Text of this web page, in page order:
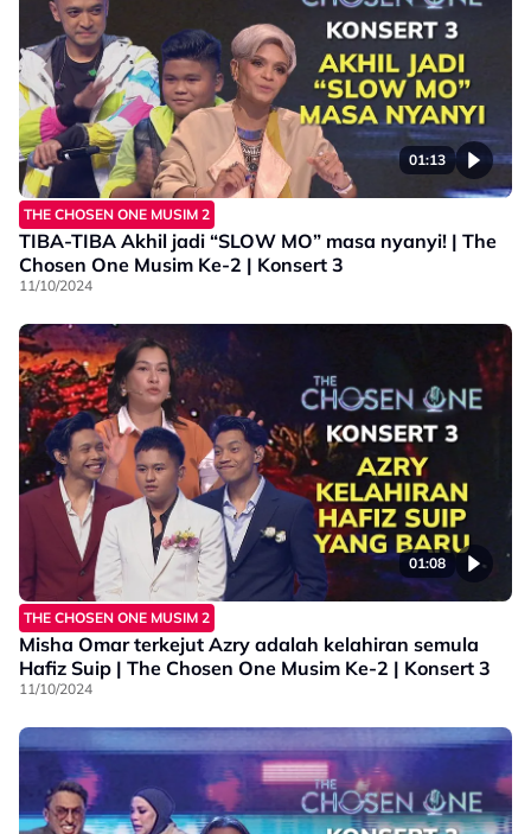
01:13
THE CHOSEN ONE MUSIM 2
TIBA-TIBA Akhil jadi “SLOW MO” masa nyanyi! | The
Chosen One Musim Ke-2 | Konsert 3
11/10/2024
01:08
THE CHOSEN ONE MUSIM 2
Misha Omar terkejut Azry adalah kelahiran semula
Hafiz Suip | The Chosen One Musim Ke-2 | Konsert 3
11/10/2024